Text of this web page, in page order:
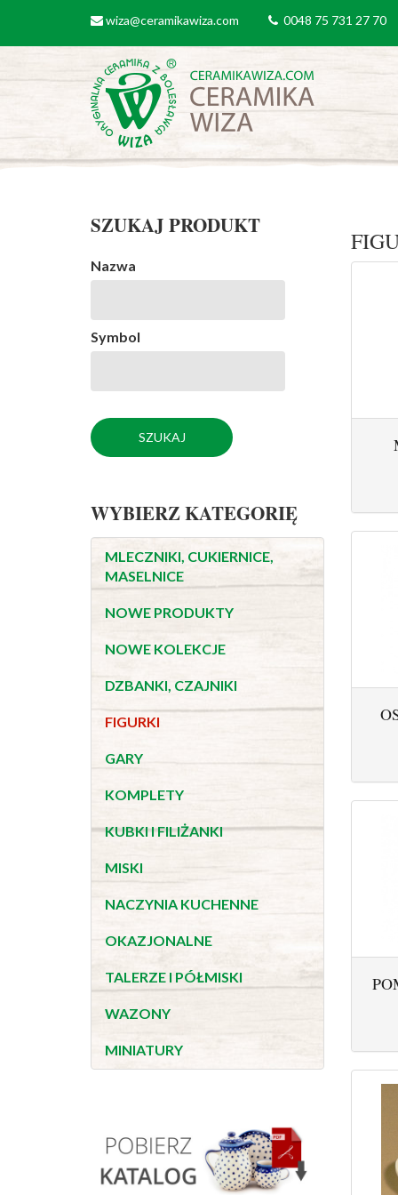
email
wiza@ceramikawiza.com tel0048 75 731 27 70
SZUKAJ PRODUKT
Nazwa
Symbol
WYBIERZ KATEGORIĘ
MLECZNIKI, CUKIERNICE,
MASELNICE
NOWE PRODUKTY
NOWE KOLEKCJE
DZBANKI, CZAJNIKI
FIGURKI
GARY
KOMPLETY
KUBKI I FILIŻANKI
MISKI
NACZYNIA KUCHENNE
OKAZJONALNE
TALERZE I PÓŁMISKI
WAZONY
MINIATURY